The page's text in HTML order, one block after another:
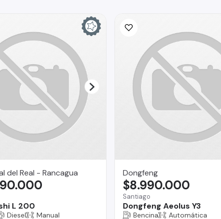
del Real - Rancagua
L 200
Diesel Manual
Dongfeng
Santiago
Dongfeng Aeolus Y3
$8.990.000
Bencina Automática